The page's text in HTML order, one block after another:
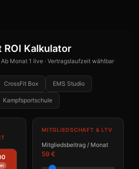
Kalkulator
Monat 1 live · Vertragslaufzeit wählbar
CrossFit Box EMS Studio
Kampfsportschule
MITGLIEDSCHAFT & LTV
Mitgliedsbeitrag / Monat
59 €